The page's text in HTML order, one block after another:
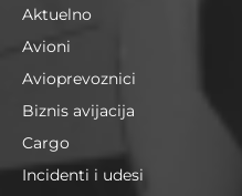
Aktuelno
Avioni
Avioprevoznici
Biznis avijacija
Cargo
Incidenti i udesi